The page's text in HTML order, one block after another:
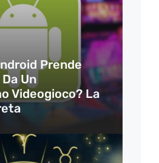
Prende
Un
Videogioco? La